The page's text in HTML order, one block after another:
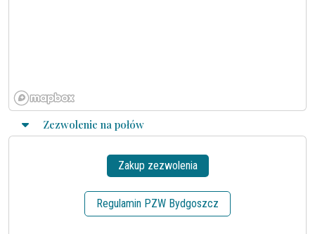
Zezwolenie na połów
Zakup zezwolenia
Regulamin PZW Bydgoszcz